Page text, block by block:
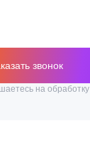
звонок
на обработку